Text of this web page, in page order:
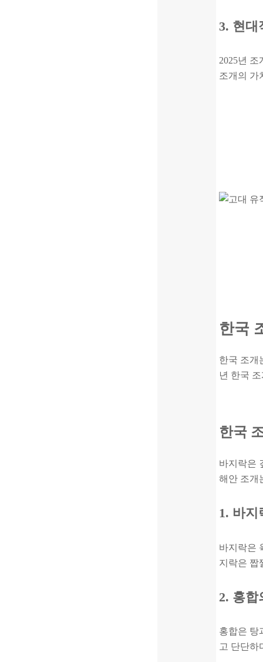
3. 현대
2025년
조개의 가
한국
한국 조개
년 한국
한국
바지락은
해안 조개
1. 바지
바지락은
지락은 짭
2. 홍합
홍합은 탕
고 단단하